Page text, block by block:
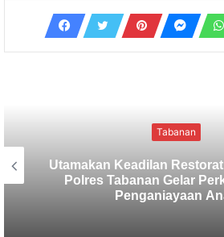
Tabanan
Sekretaris SMSI
Kandidat Ketua IMI Bali,
Tabanan Berikan